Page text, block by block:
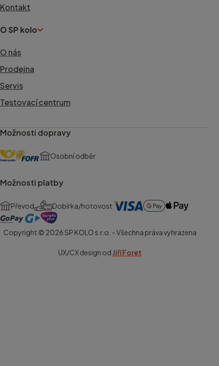
Kontakt
O SP kolo
O nás
Prodejna
Servis
Testovací centrum
Možnosti dopravy
Osobní odběr
Možnosti platby
Převod Dobírka/hotovost
Copyright © 2026 SP KOLO s.r.o. - Všechna práva vyhrazena
UX/CX design od Jiří Foret